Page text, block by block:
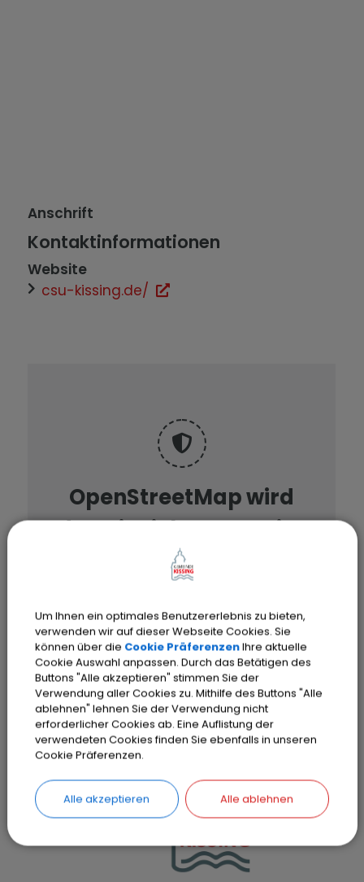
Anschrift
Kontaktinformationen
Website
csu-kissing.de/
OpenStreetMap wird
derzeit nicht angezeigt
Bitte aktivieren Sie "OpenStreetMap"
in Ihren Cookie Einstellungen.
Cookies Anpassen
SEITE DRUCKEN
Um Ihnen ein optimales Benutzererlebnis zu bieten,
verwenden wir auf dieser Webseite Cookies. Sie
können über die Cookie PräferenzenIhre aktuelle
Cookie Auswahl anpassen. Durch das Betätigen des
Buttons "Alle akzeptieren" stimmen Sie der
Verwendung aller Cookies zu. Mithilfe des Buttons "Alle
ablehnen" lehnen Sie der Verwendung nicht
erforderlicher Cookies ab. Eine Auflistung der
verwendeten Cookies finden Sie ebenfalls in unseren
Cookie Präferenzen.
Alle akzeptieren Alle ablehnen